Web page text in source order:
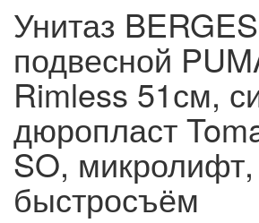
Унитаз BERGES
подвесной
Rimless 51см,
дюропласт
SO, микролифт,
быстросъём